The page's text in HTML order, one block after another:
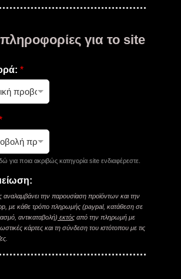
πληροφορίες για το site
*
για ποια ακριβώς κατηγορία site ενδιαφέρεστε.
αναλαμβάνει την παρουσίαση προϊόντων και την
με κάθε τρόπο πληρωμής (paypal, κατάθεση σε
αντικαταβολή) εκτός από την πληρωμή με
κάρτες και τη σύνδεση του ιστότοπου με τις